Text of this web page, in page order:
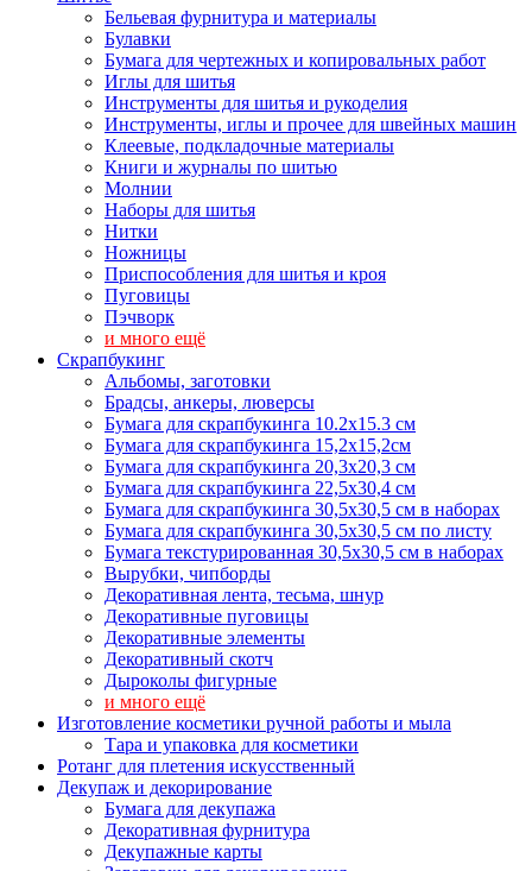
Бельевая фурнитура и материалы
Булавки
Бумага для чертежных и копировальных работ
Иглы для шитья
Инструменты для шитья и рукоделия
Инструменты, иглы и прочее для швейных машин
Клеевые, подкладочные материалы
Книги и журналы по шитью
Молнии
Наборы для шитья
Нитки
Ножницы
Приспособления для шитья и кроя
Пуговицы
Пэчворк
и много ещё
Скрапбукинг
Альбомы, заготовки
Брадсы, анкеры, люверсы
Бумага для скрапбукинга 10.2х15.3 см
Бумага для скрапбукинга 15,2х15,2см
Бумага для скрапбукинга 20,3х20,3 см
Бумага для скрапбукинга 22,5х30,4 см
Бумага для скрапбукинга 30,5х30,5 см в наборах
Бумага для скрапбукинга 30,5х30,5 см по листу
Бумага текстурированная 30,5х30,5 см в наборах
Вырубки, чипборды
Декоративная лента, тесьма, шнур
Декоративные пуговицы
Декоративные элементы
Декоративный скотч
Дыроколы фигурные
и много ещё
Изготовление косметики ручной работы и мыла
Тара и упаковка для косметики
Ротанг для плетения искусственный
Декупаж и декорирование
Бумага для декупажа
Декоративная фурнитура
Декупажные карты